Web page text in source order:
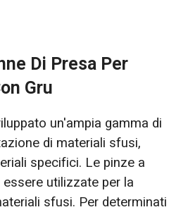
Di Presa Per
Gru
un'ampia gamma di
di materiali sfusi,
specifici. Le pinze a
utilizzate per la
sfusi. Per determinati